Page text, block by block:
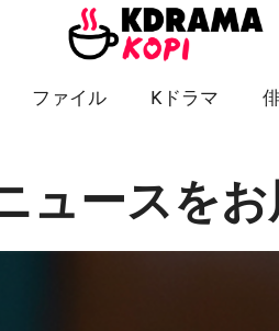
ファイル Kドラマ
ュースをお